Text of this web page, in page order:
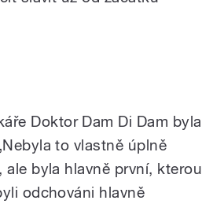
Doktor Dam Di Dam byla
to vlastně úplně
byla hlavně první, kterou
odchováni hlavně